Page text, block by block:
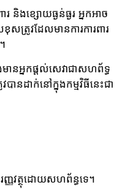
និងខ្សោយធ្ងន់ធ្ងរ អ្នកអាច
ត្រូវដែលមានការ​ការ​ពារ
នអ្នកផ្ដល់សេវាជាសហព័ទ្ធ
នដាក់នៅក្នុងកម្មវិធីនេះជា​
ញវត្ថុ​ដោ​យសហព័ន្ធទេ។